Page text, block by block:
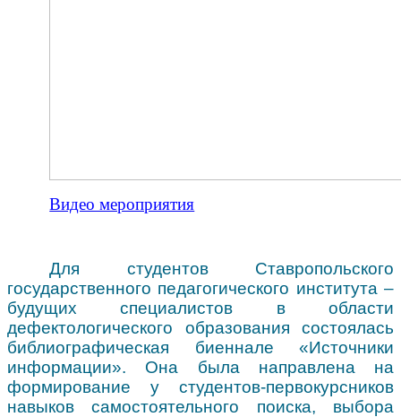
Видео мероприятия
Для студентов Ставропольского
государственного педагогического института –
будущих специалистов в области
дефектологического образования состоялась
библиографическая биеннале «Источники
информации». Она была направлена на
формирование у студентов-первокурсников
навыков самостоятельного поиска, выбора